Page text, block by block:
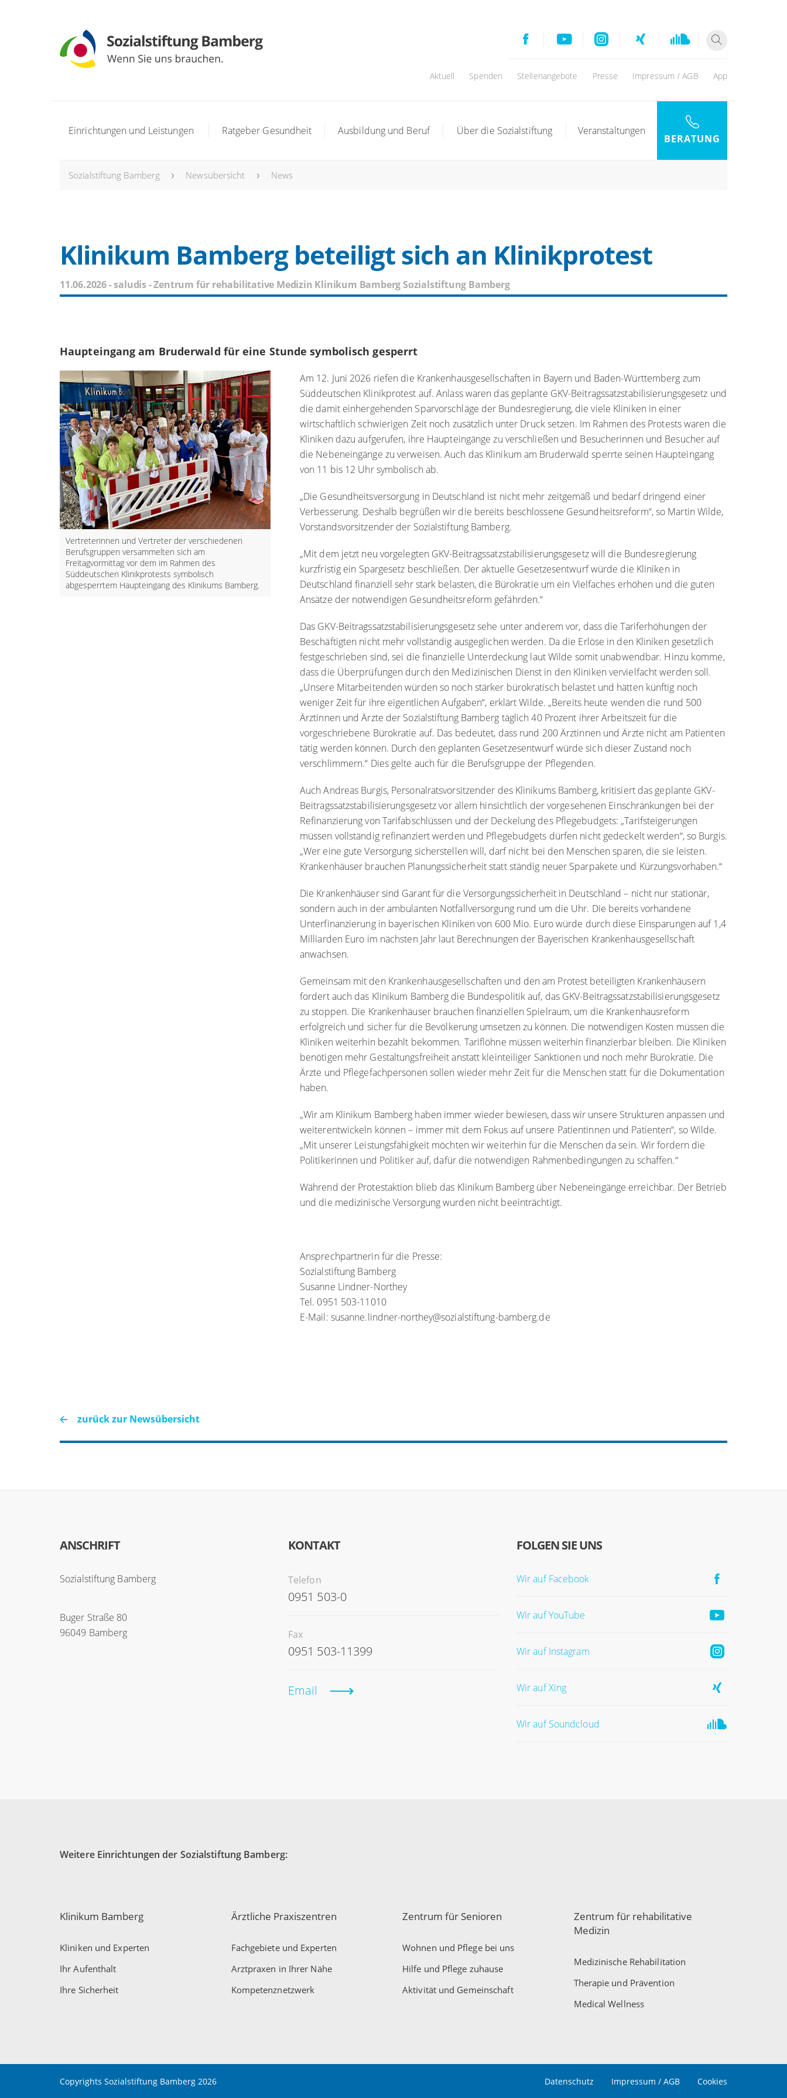
Aktuell Spenden Stellenangebote Presse Impressum / AGB App
Einrichtungen und Leistungen Ratgeber Gesundheit Ausbildung und Beruf Über die Sozialstiftung Veranstaltungen
BERATUNG
Sozialstiftung Bamberg Newsübersicht News
Klinikum Bamberg beteiligt sich an Klinikprotest
11.06.2026-saludis - Zentrum für rehabilitative Medizin Klinikum Bamberg Sozialstiftung Bamberg
Haupteingang am Bruderwald für eine Stunde symbolisch gesperrt
Vertreterinnen und Vertreter der verschiedenen
Berufsgruppen versammelten sich am
Freitagvormittag vor dem im Rahmen des
Süddeutschen Klinikprotests symbolisch
abgesperrtem Haupteingang des Klinikums Bamberg.
Am 12. Juni 2026 riefen die Krankenhausgesellschaften in Bayern und Baden-Württemberg zum
Süddeutschen Klinikprotest auf. Anlass waren das geplante GKV-Beitragssatzstabilisierungsgesetz und
die damit einhergehenden Sparvorschläge der Bundesregierung, die viele Kliniken in einer
wirtschaftlich schwierigen Zeit noch zusätzlich unter Druck setzen. Im Rahmen des Protests waren die
Kliniken dazu aufgerufen, ihre Haupteingänge zu verschließen und Besucherinnen und Besucher auf
die Nebeneingänge zu verweisen. Auch das Klinikum am Bruderwald sperrte seinen Haupteingang
von 11 bis 12 Uhr symbolisch ab.
„Die Gesundheitsversorgung in Deutschland ist nicht mehr zeitgemäß und bedarf dringend einer
Verbesserung. Deshalb begrüßen wir die bereits beschlossene Gesundheitsreform“, so Martin Wilde,
Vorstandsvorsitzender der Sozialstiftung Bamberg.
„Mit dem jetzt neu vorgelegten GKV-Beitragssatzstabilisierungsgesetz will die Bundesregierung
kurzfristig ein Spargesetz beschließen. Der aktuelle Gesetzesentwurf würde die Kliniken in
Deutschland finanziell sehr stark belasten, die Bürokratie um ein Vielfaches erhöhen und die guten
Ansätze der notwendigen Gesundheitsreform gefährden.“
Das GKV-Beitragssatzstabilisierungsgesetz sehe unter anderem vor, dass die Tariferhöhungen der
Beschäftigten nicht mehr vollständig ausgeglichen werden. Da die Erlöse in den Kliniken gesetzlich
festgeschrieben sind, sei die finanzielle Unterdeckung laut Wilde somit unabwendbar. Hinzu komme,
dass die Überprüfungen durch den Medizinischen Dienst in den Kliniken vervielfacht werden soll.
„Unsere Mitarbeitenden würden so noch stärker bürokratisch belastet und hätten künftig noch
weniger Zeit für ihre eigentlichen Aufgaben“, erklärt Wilde. „Bereits heute wenden die rund 500
Ärztinnen und Ärzte der Sozialstiftung Bamberg täglich 40 Prozent ihrer Arbeitszeit für die
vorgeschriebene Bürokratie auf. Das bedeutet, dass rund 200 Ärztinnen und Ärzte nicht am Patienten
tätig werden können. Durch den geplanten Gesetzesentwurf würde sich dieser Zustand noch
verschlimmern.“ Dies gelte auch für die Berufsgruppe der Pflegenden.
Auch Andreas Burgis, Personalratsvorsitzender des Klinikums Bamberg, kritisiert das geplante GKV-
Beitragssatzstabilisierungsgesetz vor allem hinsichtlich der vorgesehenen Einschränkungen bei der
Refinanzierung von Tarifabschlüssen und der Deckelung des Pflegebudgets: „Tarifsteigerungen
müssen vollständig refinanziert werden und Pflegebudgets dürfen nicht gedeckelt werden“, so Burgis.
„Wer eine gute Versorgung sicherstellen will, darf nicht bei den Menschen sparen, die sie leisten.
Krankenhäuser brauchen Planungssicherheit statt ständig neuer Sparpakete und Kürzungsvorhaben.“
Die Krankenhäuser sind Garant für die Versorgungssicherheit in Deutschland – nicht nur stationär,
sondern auch in der ambulanten Notfallversorgung rund um die Uhr. Die bereits vorhandene
Unterfinanzierung in bayerischen Kliniken von 600 Mio. Euro würde durch diese Einsparungen auf 1,4
Milliarden Euro im nächsten Jahr laut Berechnungen der Bayerischen Krankenhausgesellschaft
anwachsen.
Gemeinsam mit den Krankenhausgesellschaften und den am Protest beteiligten Krankenhäusern
fordert auch das Klinikum Bamberg die Bundespolitik auf, das GKV-Beitragssatzstabilisierungsgesetz
zu stoppen. Die Krankenhäuser brauchen finanziellen Spielraum, um die Krankenhausreform
erfolgreich und sicher für die Bevölkerung umsetzen zu können. Die notwendigen Kosten müssen die
Kliniken weiterhin bezahlt bekommen. Tariflöhne müssen weiterhin finanzierbar bleiben. Die Kliniken
benötigen mehr Gestaltungsfreiheit anstatt kleinteiliger Sanktionen und noch mehr Bürokratie. Die
Ärzte und Pflegefachpersonen sollen wieder mehr Zeit für die Menschen statt für die Dokumentation
haben.
„Wir am Klinikum Bamberg haben immer wieder bewiesen, dass wir unsere Strukturen anpassen und
weiterentwickeln können – immer mit dem Fokus auf unsere Patientinnen und Patienten“, so Wilde.
„Mit unserer Leistungsfähigkeit möchten wir weiterhin für die Menschen da sein. Wir fordern die
Politikerinnen und Politiker auf, dafür die notwendigen Rahmenbedingungen zu schaffen.“
Während der Protestaktion blieb das Klinikum Bamberg über Nebeneingänge erreichbar. Der Betrieb
und die medizinische Versorgung wurden nicht beeinträchtigt.
Ansprechpartnerin für die Presse:
Sozialstiftung Bamberg
Susanne Lindner-Northey
Tel. 0951 503-11010
E-Mail: susanne.lindner-northey@sozialstiftung-bamberg.de
zurück zur Newsübersicht
ANSCHRIFT
Sozialstiftung Bamberg
Buger Straße 80
96049 Bamberg
KONTAKT
Telefon
0951 503-0
Fax
0951 503-11399
Email
FOLGEN SIE UNS
Wir auf Facebook
Wir auf YouTube
Wir auf Instagram
Wir auf Xing
Wir auf Soundcloud
Weitere Einrichtungen der Sozialstiftung Bamberg:
Klinikum Bamberg
Kliniken und Experten
Ihr Aufenthalt
Ihre Sicherheit
Ärztliche Praxiszentren
Fachgebiete und Experten
Arztpraxen in Ihrer Nähe
Kompetenznetzwerk
Zentrum für Senioren
Wohnen und Pflege bei uns
Hilfe und Pflege zuhause
Aktivität und Gemeinschaft
Zentrum für rehabilitative
Medizin
Medizinische Rehabilitation
Therapie und Prävention
Medical Wellness
Copyrights Sozialstiftung Bamberg 2026 Datenschutz Impressum / AGB Cookies